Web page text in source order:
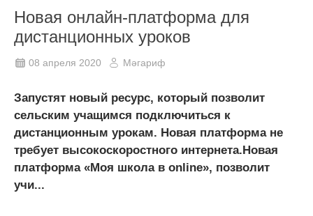
Новая онлайн-платформа для
дистанционных уроков
08 апреля 2020 Мәгариф
Запустят новый ресурс, который позволит
сельским учащимся подключиться к
дистанционным урокам. Новая платформа не
требует высокоскоростного интернета.Новая
платформа «Моя школа в online», позволит
учи...